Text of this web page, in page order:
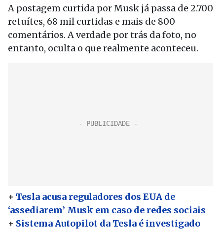
A postagem curtida por Musk já passa de 2.700
retuítes, 68 mil curtidas e mais de 800
comentários. A verdade por trás da foto, no
entanto, oculta o que realmente aconteceu.
+ Tesla acusa reguladores dos EUA de
‘assediarem’ Musk em caso de redes sociais
+ Sistema Autopilot da Tesla é investigado